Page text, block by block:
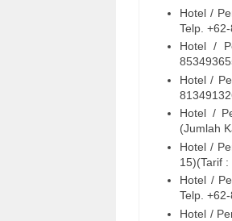
Hotel /
Telp.
Hotel /
Hotel /
Hotel /
(Jumlah
Hotel /
15)(Tarif
Hotel /
Telp.
Hotel /